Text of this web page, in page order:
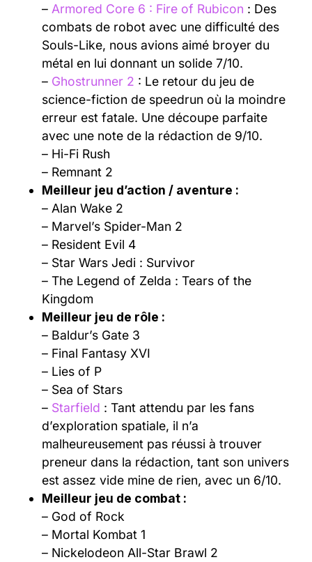
– Armored Core 6 : Fire of Rubicon : Des
combats de robot avec une difficulté des
Souls-Like, nous avions aimé broyer du
métal en lui donnant un solide 7/10.
– Ghostrunner 2 : Le retour du jeu de
science-fiction de speedrun où la moindre
erreur est fatale. Une découpe parfaite
avec une note de la rédaction de 9/10.
– Hi-Fi Rush
– Remnant 2
Meilleur jeu d’action / aventure :
– Alan Wake 2
– Marvel’s Spider-Man 2
– Resident Evil 4
– Star Wars Jedi : Survivor
– The Legend of Zelda : Tears of the
Kingdom
Meilleur jeu de rôle :
– Baldur’s Gate 3
– Final Fantasy XVI
– Lies of P
– Sea of Stars
– Starfield : Tant attendu par les fans
d’exploration spatiale, il n’a
malheureusement pas réussi à trouver
preneur dans la rédaction, tant son univers
est assez vide mine de rien, avec un 6/10.
Meilleur jeu de combat :
– God of Rock
– Mortal Kombat 1
– Nickelodeon All-Star Brawl 2